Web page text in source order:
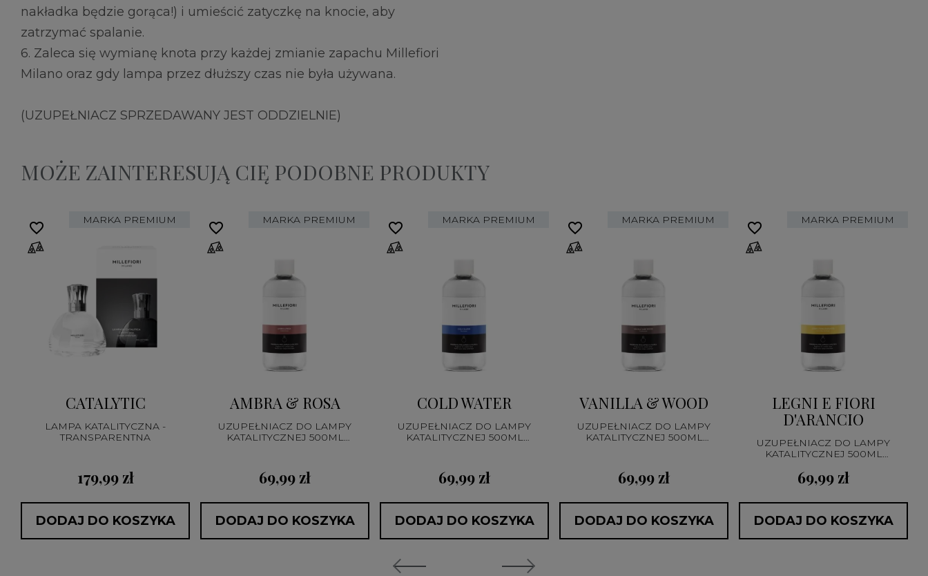
nakładka będzie gorąca!) i umieścić zatyczkę na knocie, aby
zatrzymać spalanie.
6. Zaleca się wymianę knota przy każdej zmianie zapachu Millefiori
Milano oraz gdy lampa przez dłuższy czas nie była używana.
(UZUPEŁNIACZ SPRZEDAWANY JEST ODDZIELNIE)
MOŻE ZAINTERESUJĄ CIĘ PODOBNE PRODUKTY
MARKA PREMIUM
CATALYTIC
LAMPA KATALITYCZNA -
TRANSPARENTNA
179,99 zł
DODAJ DO KOSZYKA
favorite_border MARKA PREMIUM
AMBRA & ROSA
UZUPEŁNIACZ DO LAMPY
KATALITYCZNEJ 500ML
69,99 zł
DODAJ DO KOSZYKA
favorite_border MARKA PREMIUM
COLD WATER
UZUPEŁNIACZ DO LAMPY
KATALITYCZNEJ 500ML
69,99 zł
DODAJ DO KOSZYKA
favorite_border MARKA PREMIUM
VANILLA & WOOD
UZUPEŁNIACZ DO LAMPY
KATALITYCZNEJ 500ML
69,99 zł
DODAJ DO KOSZYKA
favorite_border MARKA PREMIUM
LEGNI E FIORI
D'ARANCIO
UZUPEŁNIACZ DO LAMPY
KATALITYCZNEJ 500ML
69,99 zł
DODAJ DO KOSZYKA
favorite_border